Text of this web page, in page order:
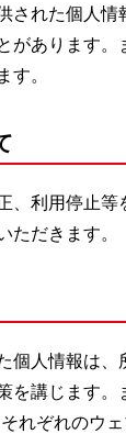
れた個人
あります
。
利用停止
だきます。
人情報は
講じます
れぞれのウ